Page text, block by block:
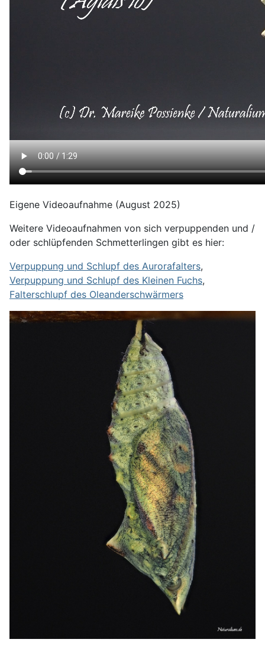
Eigene Videoaufnahme (August 2025)
Weitere Videoaufnahmen von sich verpuppenden und /
oder schlüpfenden Schmetterlingen gibt es hier:
Verpuppung und Schlupf des Aurorafalters,
Verpuppung und Schlupf des Kleinen Fuchs,
Falterschlupf des Oleanderschwärmers